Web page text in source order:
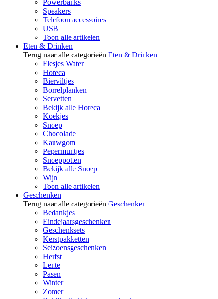
Powerbanks
Speakers
Telefoon accessoires
USB
Toon alle artikelen
Eten & Drinken
Terug naar alle categorieën Eten & Drinken
Flesjes Water
Horeca
Bierviltjes
Borrelplanken
Servetten
Bekijk alle Horeca
Koekjes
Snoep
Chocolade
Kauwgom
Pepermuntjes
Snoeppotten
Bekijk alle Snoep
Wijn
Toon alle artikelen
Geschenken
Terug naar alle categorieën Geschenken
Bedankjes
Eindejaarsgeschenken
Geschenksets
Kerstpakketten
Seizoensgeschenken
Herfst
Lente
Pasen
Winter
Zomer